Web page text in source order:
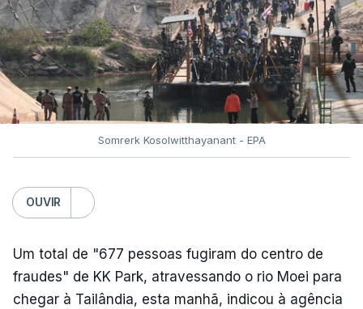
Somrerk Kosolwitthayanant - EPA
OUVIR
Um total de "677 pessoas fugiram do centro de
fraudes" de KK Park, atravessando o rio Moei para
chegar à Tailândia, esta manhã, indicou à agência